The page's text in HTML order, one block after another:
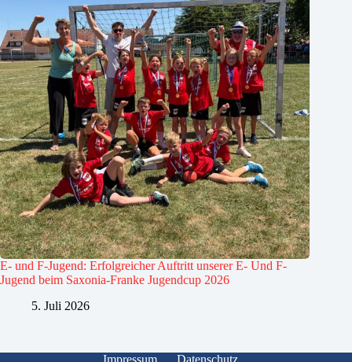
E- und F-Jugend: Erfolgreicher Auftritt unserer E- Und F-
Jugend beim Saxonia-Franke Jugendcup 2026
5. Juli 2026